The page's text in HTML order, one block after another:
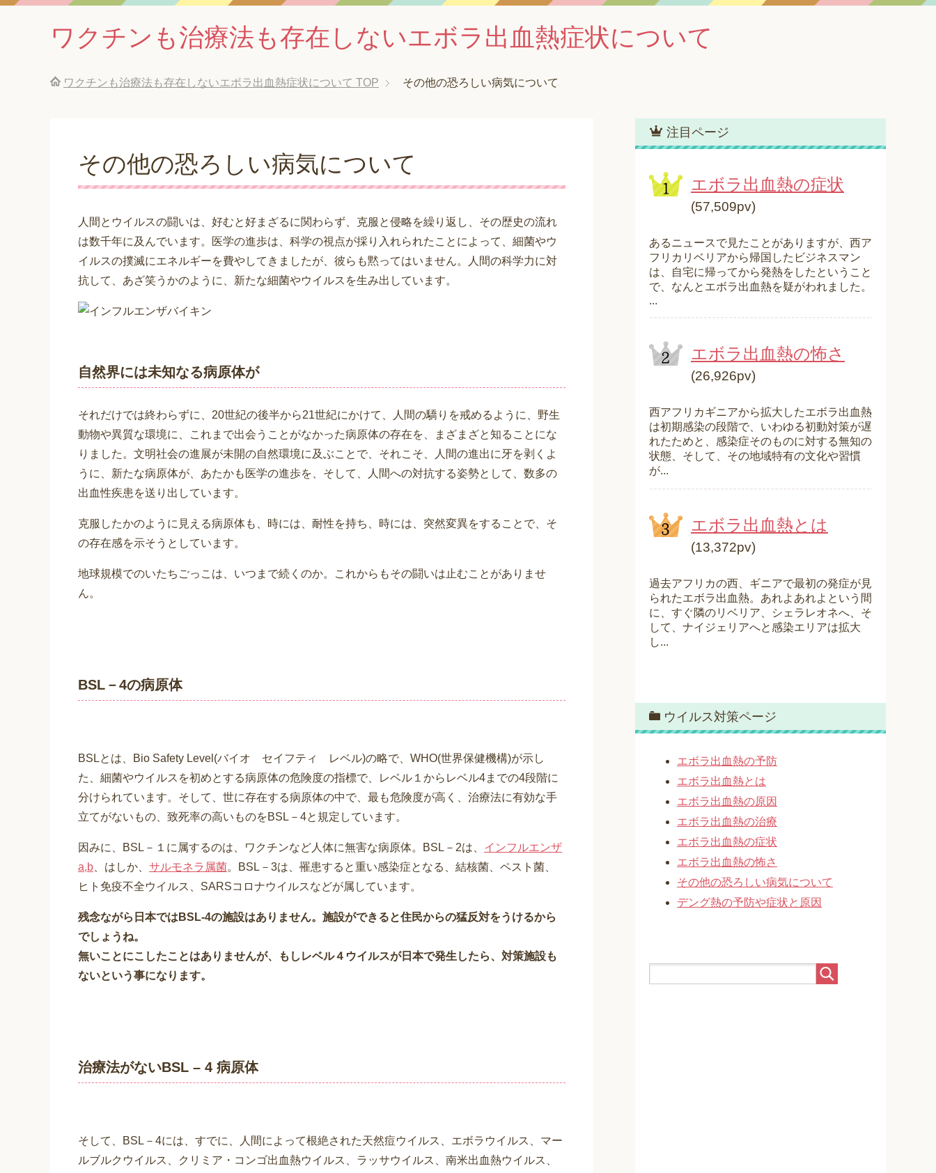
ワクチンも治療法も存在しないエボラ出血熱症状について
ワクチンも治療法も存在しないエボラ出血熱症状について TOP その他の恐ろしい病気について
その他の恐ろしい病気について
人間とウイルスの闘いは、好むと好まざるに関わらず、克服と侵略を繰り返し、その歴史の流れ
は数千年に及んでいます。医学の進歩は、科学の視点が採り入れられたことによって、細菌やウ
イルスの撲滅にエネルギーを費やしてきましたが、彼らも黙ってはいません。人間の科学力に対
抗して、あざ笑うかのように、新たな細菌やウイルスを生み出しています。
自然界には未知なる病原体が
それだけでは終わらずに、20世紀の後半から21世紀にかけて、人間の驕りを戒めるように、野生
動物や異質な環境に、これまで出会うことがなかった病原体の存在を、まざまざと知ることにな
りました。文明社会の進展が未開の自然環境に及ぶことで、それこそ、人間の進出に牙を剥くよ
うに、新たな病原体が、あたかも医学の進歩を、そして、人間への対抗する姿勢として、数多の
出血性疾患を送り出しています。
克服したかのように見える病原体も、時には、耐性を持ち、時には、突然変異をすることで、そ
の存在感を示そうとしています。
地球規模でのいたちごっこは、いつまで続くのか。これからもその闘いは止むことがありませ
ん。
BSL－4の病原体
BSLとは、Bio Safety Level(バイオ セイフティ レベル)の略で、WHO(世界保健機構)が示し
た、細菌やウイルスを初めとする病原体の危険度の指標で、レベル１からレベル4までの4段階に
分けられています。そして、世に存在する病原体の中で、最も危険度が高く、治療法に有効な手
立てがないもの、致死率の高いものをBSL－4と規定しています。
因みに、BSL－１に属するのは、ワクチンなど人体に無害な病原体。BSL－2は、 インフルエンザ
a,b 、はしか、 サルモネラ属菌。BSL－3は、罹患すると重い感染症となる、結核菌、ペスト菌、
ヒト免疫不全ウイルス、SARSコロナウイルスなどが属しています。
残念ながら日本ではBSL-4の施設はありません。施設ができると住民からの猛反対をうけるから
でしょうね。
無いことにこしたことはありませんが、もしレベル４ウイルスが日本で発生したら、対策施設も
ないという事になります。
治療法がないBSL – 4 病原体
そして、BSL－4には、すでに、人間によって根絶された天然痘ウイルス、エボラウイルス、マー
ルブルクウイルス、クリミア・コンゴ出血熱ウイルス、ラッサウイルス、南米出血熱ウイルス、
注目ページ
エボラ出血熱の症状
(57,509pv)
あるニュースで見たことがありますが、西ア
フリカリベリアから帰国したビジネスマン
は、自宅に帰ってから発熱をしたということ
で、なんとエボラ出血熱を疑がわれました。
...
エボラ出血熱の怖さ
(26,926pv)
西アフリカギニアから拡大したエボラ出血熱
は初期感染の段階で、いわゆる初動対策が遅
れたためと、感染症そのものに対する無知の
状態、そして、その地域特有の文化や習慣
が...
エボラ出血熱とは
(13,372pv)
過去アフリカの西、ギニアで最初の発症が見
られたエボラ出血熱。あれよあれよという間
に、すぐ隣のリベリア、シェラレオネへ、そ
して、ナイジェリアへと感染エリアは拡大
し...
ウイルス対策ページ
エボラ出血熱の予防
エボラ出血熱とは
エボラ出血熱の原因
エボラ出血熱の治療
エボラ出血熱の症状
エボラ出血熱の怖さ
その他の恐ろしい病気について
デング熱の予防や症状と原因